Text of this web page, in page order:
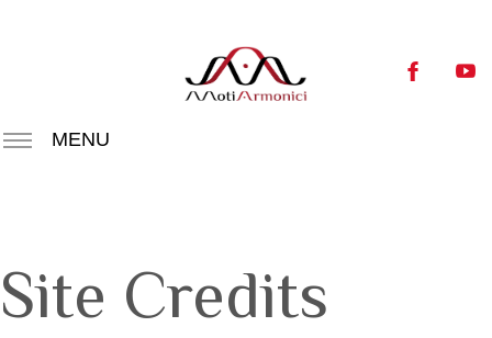
MENU
Site Credits